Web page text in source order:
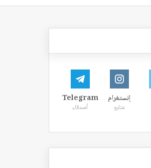
إنستغرام
متابع
Telegram
أصدقاء